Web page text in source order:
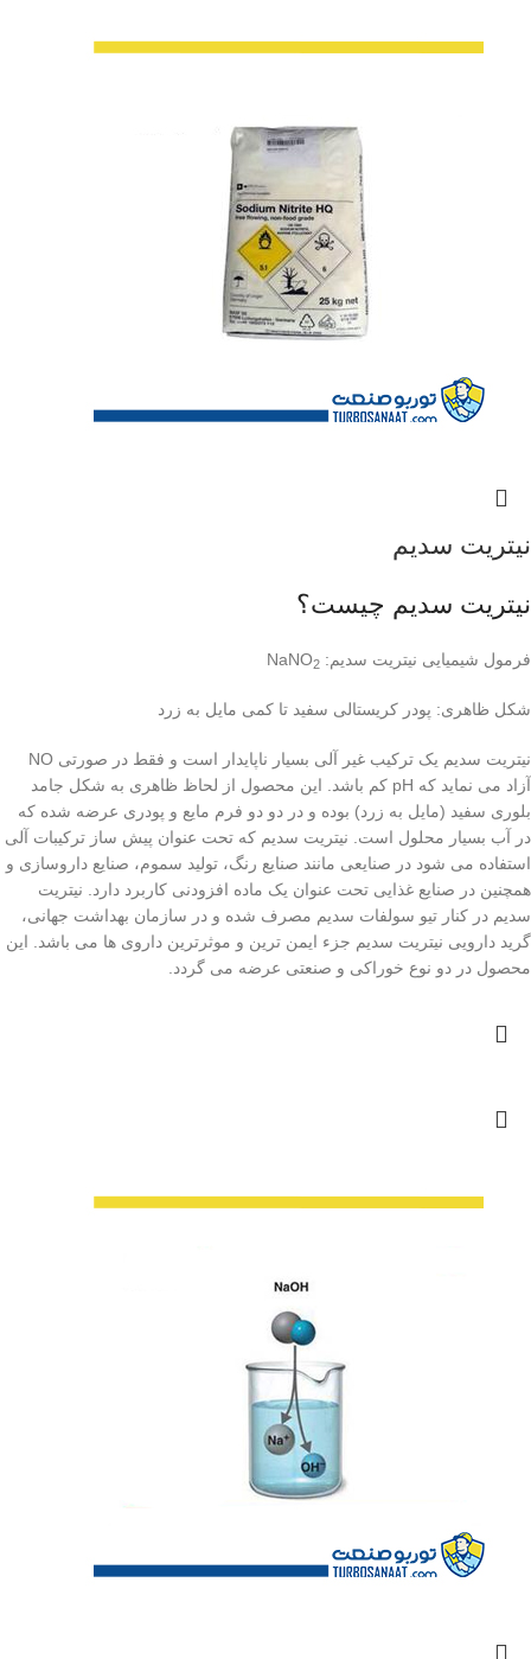
نیتریت سدیم
نیتریت سدیم چیست؟
فرمول شیمیایی نیتریت سدیم: NaNO 2
شکل ظاهری: پودر کریستالی سفید تا کمی مایل به زرد
نیتریت سدیم یک ترکیب غیر آلی بسیار ناپایدار است و فقط در صورتی NO
آزاد می نماید که pH کم باشد. این محصول از لحاظ ظاهری به شکل جامد
بلوری سفید (مایل به زرد) بوده و در دو دو فرم مایع و پودری عرضه شده که
در آب بسیار محلول است. نیتریت سدیم که تحت عنوان پیش ساز ترکیبات آلی
استفاده می شود در صنایعی مانند صنایع رنگ، تولید سموم، صنایع داروسازی و
همچنین در صنایع غذایی تحت عنوان یک ماده افزودنی کاربرد دارد. نیتریت
سدیم در کنار تیو سولفات سدیم مصرف شده و در سازمان بهداشت جهانی،
گرید دارویی نیتریت سدیم جزء ایمن ترین و موثرترین داروی ها می باشد. این
محصول در دو نوع خوراکی و صنعتی عرضه می گردد.